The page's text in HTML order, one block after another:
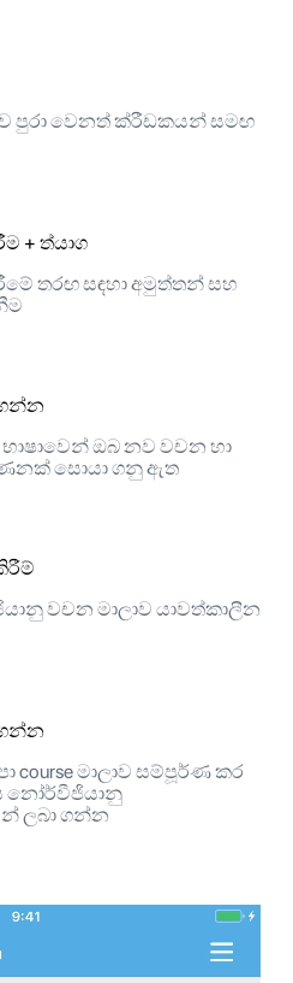
පුරා වෙනත් ක්රීඩකයන් සමඟ
+ ත්යාග
තරඟ සඳහා අමුත්තන් සහ
ඔබ නව වචන හා
සොයා ගනු ඇත
වචන මාලාව යාවත්කාලීන
course මාලාව සම්පූර්ණ කර
නෝර්වීජියානු
ලබා ගන්න